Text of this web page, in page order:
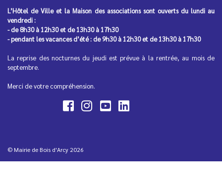
L’Hôtel de Ville et la Maison des associations sont ouverts du lundi au
vendredi :
- de 8h30 à 12h30 et de 13h30 à 17h30
- pendant les vacances d’été : de 9h30 à 12h30 et de 13h30 à 17h30
La reprise des nocturnes du jeudi est prévue à la rentrée, au mois de
septembre.
Merci de votre compréhension.
© Mairie de Bois d'Arcy 2026